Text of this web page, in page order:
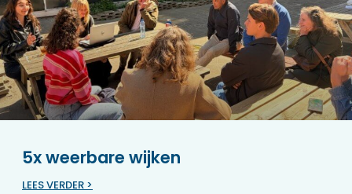
5x weerbare wijken
LEES VERDER >